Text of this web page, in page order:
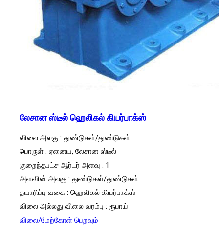
லேசான ஸ்டீல் ஹெலிகல் கியர்பாக்ஸ்
விலை அலகு : துண்டுகள்/துண்டுகள்
பொருள் : ஏனைய, லேசான ஸ்டீல்
குறைந்தபட்ச ஆர்டர் அளவு : 1
அளவின் அலகு : துண்டுகள்/துண்டுகள்
தயாரிப்பு வகை : ஹெலிகல் கியர்பாக்ஸ்
விலை அல்லது விலை வரம்பு : ரூபாய்
விலை/மேற்கோள் பெறவும்